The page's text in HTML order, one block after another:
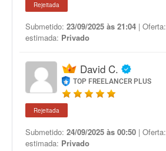
Rejeitada
Submetido: 23/09/2025 às 21:04 | Oferta:
estimada: Privado
David C.
TOP FREELANCER PLUS
Rejeitada
Submetido: 24/09/2025 às 00:50 | Oferta:
estimada: Privado